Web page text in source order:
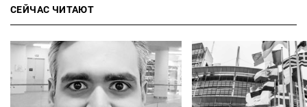
СЕЙЧАС ЧИТАЮТ